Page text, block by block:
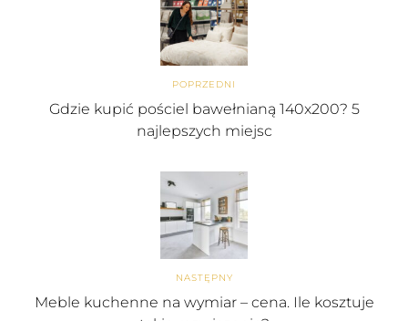
POPRZEDNI
Gdzie kupić pościel bawełnianą 140x200? 5
najlepszych miejsc
NASTĘPNY
Meble kuchenne na wymiar – cena. Ile kosztuje